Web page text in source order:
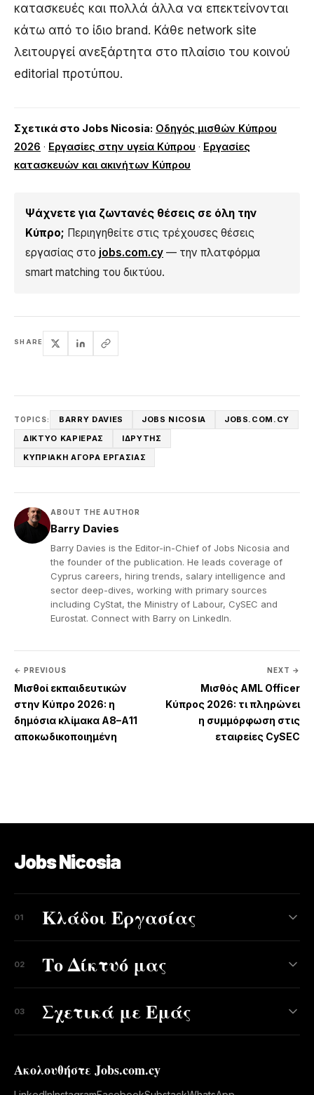
κατασκευές και πολλά άλλα να επεκτείνονται
κάτω από το ίδιο brand. Κάθε network site
λειτουργεί ανεξάρτητα στο πλαίσιο του κοινού
editorial προτύπου.
Σχετικά στο Jobs Nicosia: Οδηγός μισθών Κύπρου
2026 · Εργασίες στην υγεία Κύπρου · Εργασίες
κατασκευών και ακινήτων Κύπρου
Ψάχνετε για ζωντανές θέσεις σε όλη την
Κύπρο; Περιηγηθείτε στις τρέχουσες θέσεις
εργασίας στο jobs.com.cy — την πλατφόρμα
smart matching του δικτύου.
SHARE
TOPICS: BARRY DAVIES JOBS NICOSIA
JOBS.COM.CY
ΔΊΚΤΥΟ ΚΑΡΙΈΡΑΣ
ΙΔΡΥΤΉΣ
ΚΥΠΡΙΑΚΉ ΑΓΟΡΆ ΕΡΓΑΣΊΑΣ
ABOUT THE AUTHOR
Barry Davies
Barry Davies is the Editor-in-Chief of Jobs Nicosia and
the founder of the publication. He leads coverage of
Cyprus careers, hiring trends, salary intelligence and
sector deep-dives, working with primary sources
including CyStat, the Ministry of Labour, CySEC and
Eurostat. Connect with Barry on LinkedIn.
← PREVIOUS
Μισθοί εκπαιδευτικών
στην Κύπρο 2026: η
δημόσια κλίμακα Α8–Α11
αποκωδικοποιημένη
NEXT →
Μισθός AML Officer
Κύπρος 2026: τι πληρώνει
η συμμόρφωση στις
εταιρείες CySEC
Jobs Nicosia
01 Κλάδοι Εργασίας
02 Το Δίκτυό μας
03 Σχετικά με Εμάς
Ακολουθήστε Jobs.com.cy